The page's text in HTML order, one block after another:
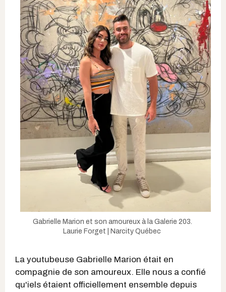
Gabrielle Marion et son amoureux à la Galerie 203.
Laurie Forget | Narcity Québec
La youtubeuse Gabrielle Marion était en
compagnie de son amoureux. Elle nous a confié
qu'iels étaient officiellement ensemble depuis